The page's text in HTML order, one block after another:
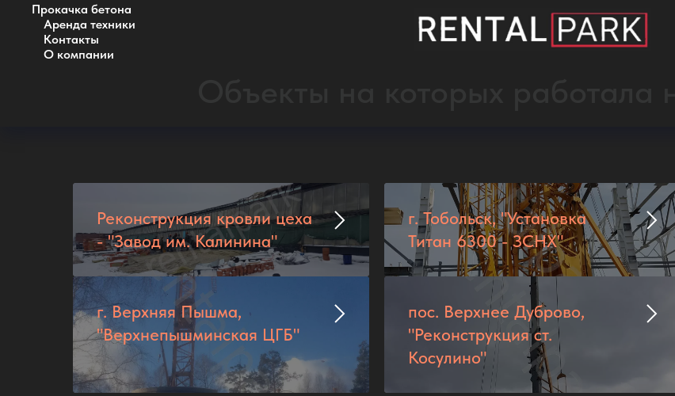
Прокачка бетона
Аренда техники
Контакты
О компании
Объекты на которых работала
Реконструкция кровли цеха
- "Завод им. Калинина"
г. Тобольск, "Установка
Титан 6300 - ЗСНХ"
г. Верхняя Пышма,
"Верхнепышминская ЦГБ"
пос. Верхнее Дуброво,
"Реконструкция ст.
Косулино"